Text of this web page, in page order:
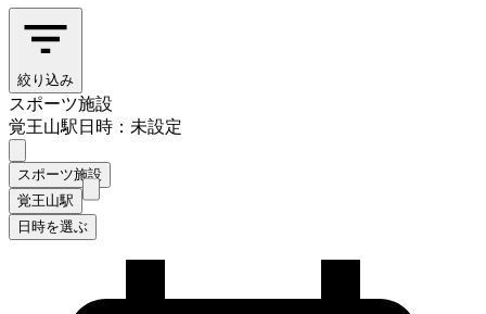
絞り込み
スポーツ施設
覚王山駅日時：未設定
スポーツ施設
覚王山駅
日時を選ぶ